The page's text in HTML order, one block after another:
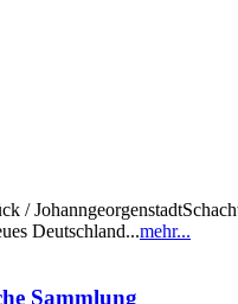
Deutschland...mehr...
Sammlung